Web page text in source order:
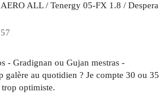
ALL / Tenergy 05-FX 1.8 / Despera
- Gradignan ou Gujan mestras -
galère au quotidien ? Je compte 30 ou 35
optimiste.